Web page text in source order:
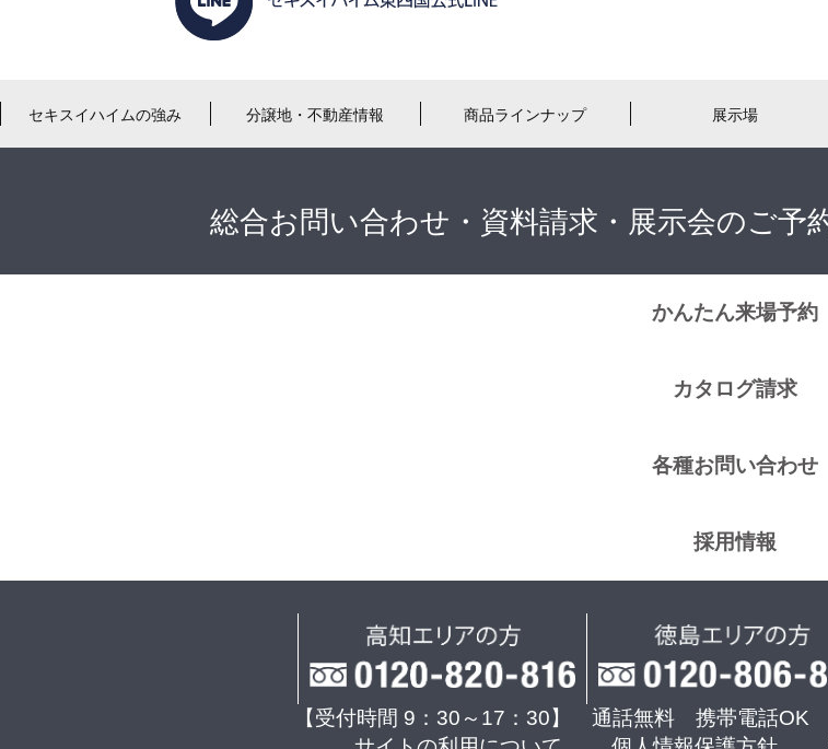
セキスイハイムの強み 分譲地・不動産情報 商品ラインナップ 展示場
総合お問い合わせ・資料請求・展示会のご予
かんたん来場予約
カタログ請求
各種お問い合わせ
採用情報
【受付時間 9：30～17：30】 通話無料 携帯電話OK